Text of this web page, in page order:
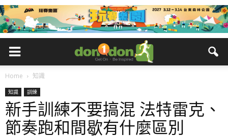
Home 知識
知識 訓練
新手訓練不要搞混 法特雷克、
節奏跑和間歇有什麼區別